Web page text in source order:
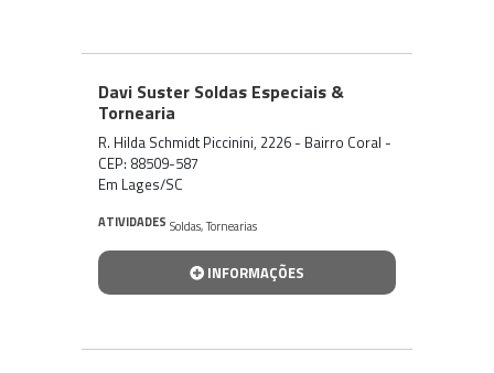
Davi Suster Soldas Especiais &
Tornearia
R. Hilda Schmidt Piccinini, 2226 - Bairro Coral -
CEP: 88509-587
Em Lages/SC
ATIVIDADES Soldas,Tornearias
INFORMAÇÕES